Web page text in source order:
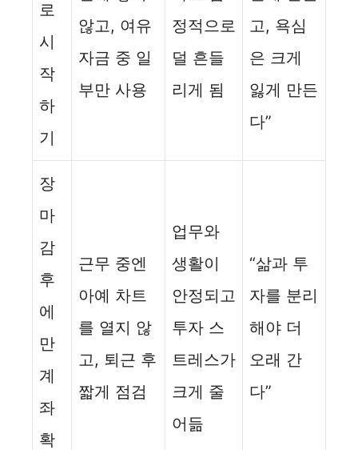
로
시
작
하
기
않고, 여유
자금 중 일
부만 사용
정적으로
덜 흔들
리게 됨
고, 욕심
은 크게
잃게 만든
다”
장
마
감
후
에
만
계
좌
확
근무 중엔
아예 차트
를 열지 않
고, 퇴근 후
짧게 점검
업무와
생활이
안정되고
투자 스
트레스가
크게 줄
어듦
“삶과 투
자를 분리
해야 더
오래 간
다”